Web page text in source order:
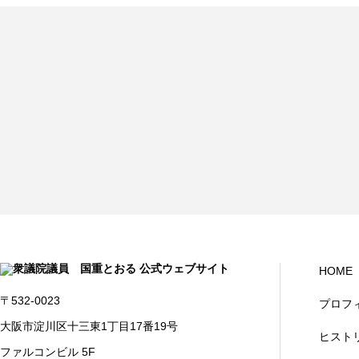
〒532-0023
大阪市淀川区十三東1丁目17番19号
ファルコンビル 5F
HOME
プロフ
ヒスト